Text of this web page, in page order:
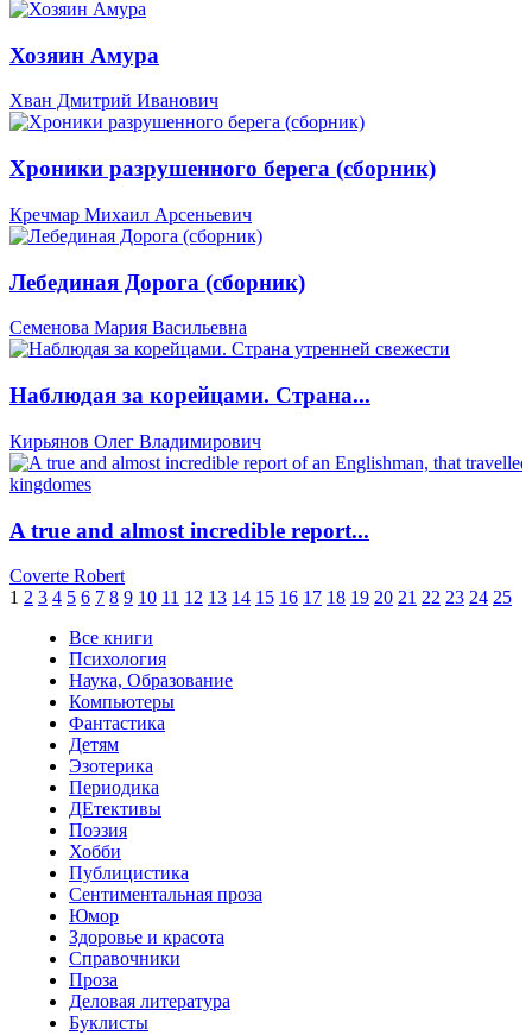
Хозяин Амура
Хван Дмитрий Иванович
Хроники разрушенного берега (сборник)
Кречмар Михаил Арсеньевич
Лебединая Дорога (сборник)
Семенова Мария Васильевна
Наблюдая за корейцами. Страна...
Кирьянов Олег Владимирович
A true and almost incredible report...
Coverte Robert
1 2 3 4 5 6 7 8 9 10 11 12 13 14 15 16 17 18 19 20 21 22 23 24 25
Все книги
Психология
Наука, Образование
Компьютеры
Фантастика
Детям
Эзотерика
Периодика
ДЕтективы
Поэзия
Хобби
Публицистика
Сентиментальная проза
Юмор
Здоровье и красота
Справочники
Проза
Деловая литература
Буклисты